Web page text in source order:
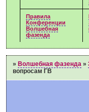
Правила
Конференции
Волшебная
фазенда
» Волшебная фазенда »
вопросам ГВ